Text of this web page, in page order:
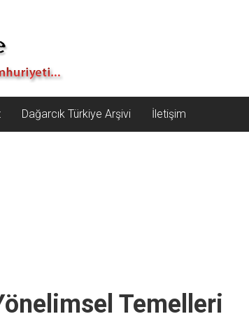
Dağarcık Türkiye Arşivi İletişim
Temelleri